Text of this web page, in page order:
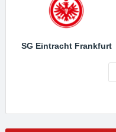
SG Eintracht Frankfurt